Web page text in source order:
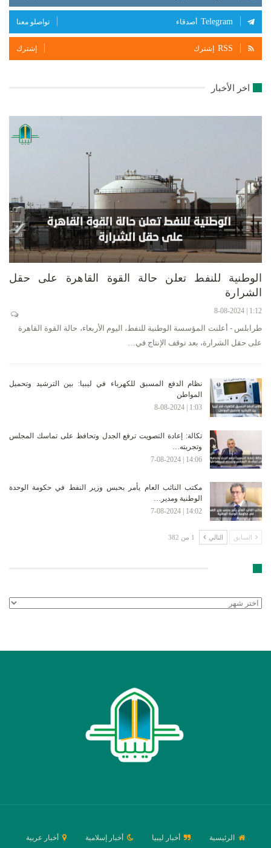
Telegram أصدقاء تواصلو معنا
RSS إشترك إشترك
اخر الأخبار
الوطنية للنفط تعلن حالة القوة القاهرة على حقل
الشرارة
1:12 | 8-08-2024
طرابلس - أعلنت المؤسسة الوطنية للنفط، اليوم الأربعاء، حالة القوة القاهرة
على حقل الشرارة، بعد توقف الإنتاج في…
نظام الدفع المسبق للكهرباء في ليبيا: بين الترشيد وتحميل
المواطن
1:03 | 8-08-2024
تكالة: إعادة التصويت ترفع الجدل وتحافظ على تماسك المجلس
وتجربته…
14:06 | 7-08-2024
مكتب النائب العام يأمر بحبس وزير النفط في حكومة الوحدة
الوطنية ومدير…
14:02 | 7-08-2024
السابق التالي 1 من 382
الأرشيف
الرئيسية أخبار ليبيا أخبار إسلامية أخبار عربية